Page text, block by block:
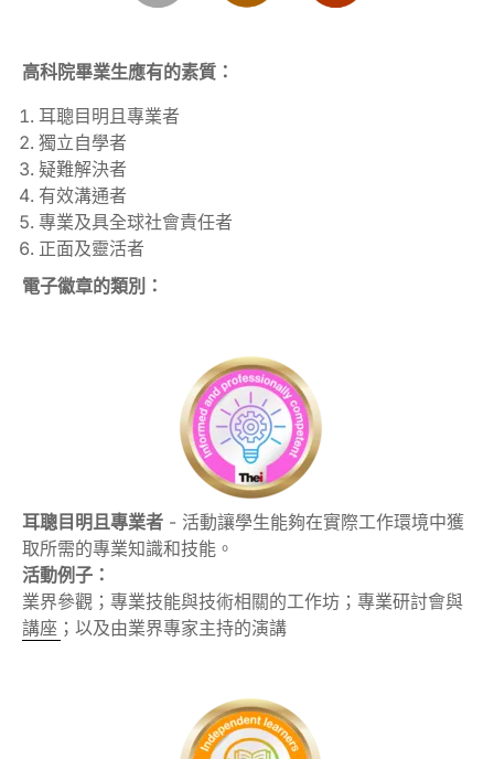
高科院畢業生應有的素質：
耳聰目明且專業者
獨立自學者
疑難解決者
有效溝通者
專業及具全球社會責任者
正面及靈活者
電子徽章的類別：
耳聰目明且專業者 - 活動讓學生能夠在實際工作環境中獲
取所需的專業知識和技能。
活動例子：
業界參觀；專業技能與技術相關的工作坊；專業研討會與
講座；以及由業界專家主持的演講